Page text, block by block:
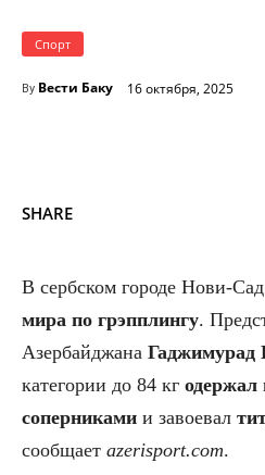
Спорт
By Вести Баку 16 октября, 2025
SHARE
В сербском городе Нови-
мира по грэпплингу.
Азербайджана Гаджимурад
категории до 84 кг одержал
соперниками и завоевал
сообщает azerisport.com.